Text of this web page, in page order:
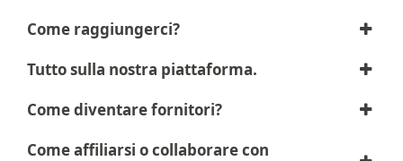
Come raggiungerci?
Tutto sulla nostra piattaforma.
Come diventare fornitori?
Come affiliarsi o collaborare con